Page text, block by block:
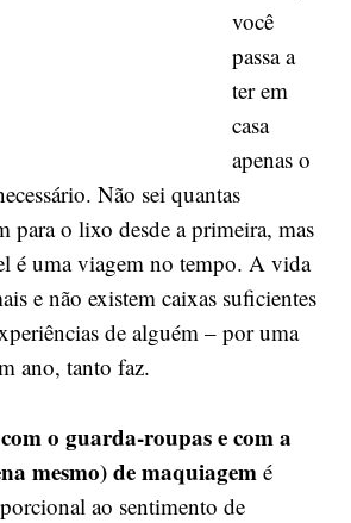
você
passa a
ter em
casa
apenas o
Não sei quantas
para o lixo desde a primeira, mas
é uma viagem no tempo. A vida
e não existem caixas suficientes
de alguém – por uma
ano, tanto faz.
o guarda-roupas e com a
mesmo) de maquiagem é
ao sentimento de